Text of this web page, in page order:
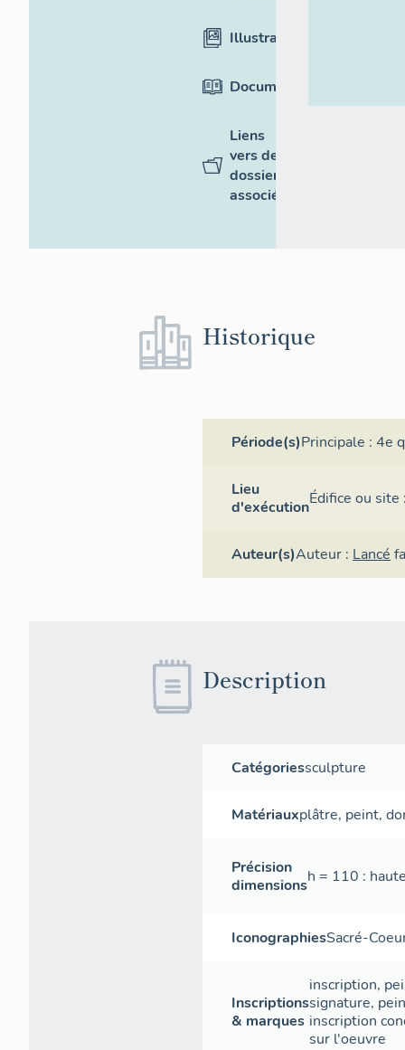
Illustrations
Documentation
Liens
vers des
dossiers
associés
Historique
Période(s)Principale : 4e
Lieu
d'exécutionÉdifice ou
Auteur(s)Auteur : Lancé
Description
Catégoriessculpture
Matériauxplâtre, peint,
Précision
dimensionsh = 110 :
IconographiesSacré-
Inscriptions
& marques
inscription,
signature,
inscription
sur l'oeuvre